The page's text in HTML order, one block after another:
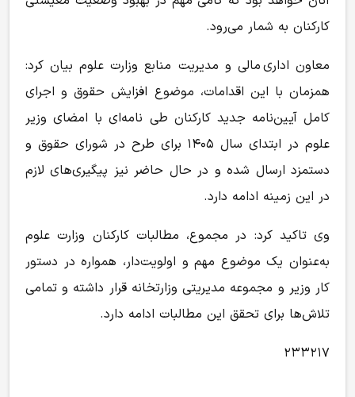
کارکنان به شمار می‌رود.
معاون اداری مالی و مدیریت منابع وزارت علوم بیان کرد:
همزمان با این اقدامات، موضوع افزایش حقوق و اجرای
کامل آیین‌نامه جدید کارکنان طی نامه‌ای با امضای وزیر
علوم در ابتدای سال ۱۴۰۵ برای طرح در شورای حقوق و
دستمزد ارسال شده و در حال حاضر نیز پیگیری‌های لازم
در این زمینه ادامه دارد.
وی تاکید کرد: در مجموع، مطالبات کارکنان وزارت علوم
به‌عنوان یک موضوع مهم و اولویت‌دار، همواره در دستور
کار وزیر و مجموعه مدیریتی وزارتخانه قرار داشته و تمامی
تلاش‌ها برای تحقق این مطالبات ادامه دارد.
۲۳۳۲۱۷